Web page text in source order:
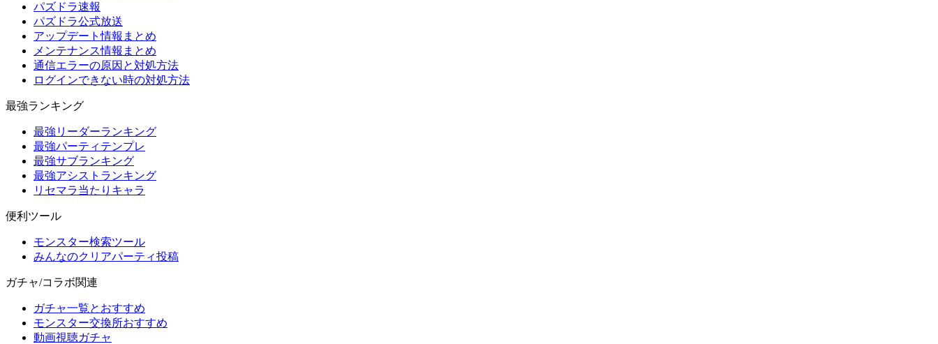
パズドラ速報
パズドラ公式放送
アップデート情報まとめ
メンテナンス情報まとめ
通信エラーの原因と対処方法
ログインできない時の対処方法
最強ランキング
最強リーダーランキング
最強パーティテンプレ
最強サブランキング
最強アシストランキング
リセマラ当たりキャラ
便利ツール
モンスター検索ツール
みんなのクリアパーティ投稿
ガチャ/コラボ関連
ガチャ一覧とおすすめ
モンスター交換所おすすめ
動画視聴ガチャ